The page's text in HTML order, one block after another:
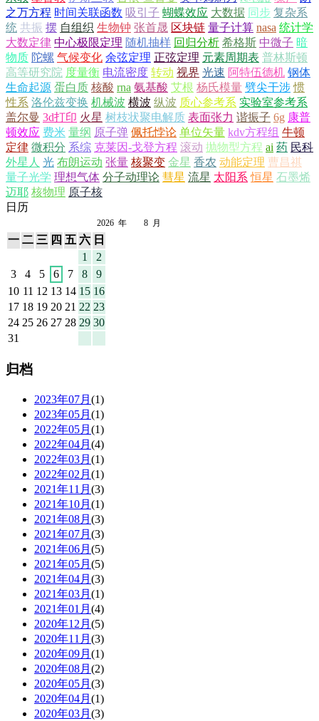
之万方程 时间关联函数 吸引子 蝴蝶效应 大数据 同步 复杂系
统 共振 摆 自组织 生物钟 张首晟 区块链 量子计算 nasa 统计学
大数定律 中心极限定理 随机抽样 回归分析 希格斯 中微子 暗
物质 陀螺 气候变化 余弦定理 正弦定理 元素周期表 普林斯顿
高等研究院 度量衡 电流密度 转动 视界 光速 阿特伍德机 钢体
生命起源 蛋白质 核酸 rna 氨基酸 艾根 杨氏模量 劈尖干涉 惯
性系 洛伦兹变换 机械波 横波 纵波 质心参考系 实验室参考系
盖尔曼 3d打印 火星 树枝状聚电解质 表面张力 谐振子 6g 康普
顿效应 费米 量纲 原子弹 佩托悖论 单位矢量 kdv方程组 牛顿
定律 微积分 系综 克莱因-戈登方程 滚动 抛物型方程 ai 药 民科
外星人 光 布朗运动 张量 核聚变 金星 香农 动能定理 曹昌祺
量子光学 理想气体 分子动理论 彗星 流星 太阳系 恒星 石墨烯
迈耶 核物理 原子核
日历
2026 年 8 月
一 二 三 四 五 六 日
1
2
3
4 5 6 7 8
9
10 11 12 13 14 15 16
17 18 19 20 21 22 23
24 25 26 27 28 29 30
31
归档
2023年07月 (1)
2023年05月 (1)
2022年05月 (1)
2022年04月 (4)
2022年03月 (1)
2022年02月 (1)
2021年11月 (3)
2021年10月 (1)
2021年08月 (3)
2021年07月 (3)
2021年06月 (5)
2021年05月 (5)
2021年04月 (3)
2021年03月 (1)
2021年01月 (4)
2020年12月 (5)
2020年11月 (3)
2020年09月 (1)
2020年08月 (2)
2020年05月 (3)
2020年04月 (1)
2020年03月 (3)